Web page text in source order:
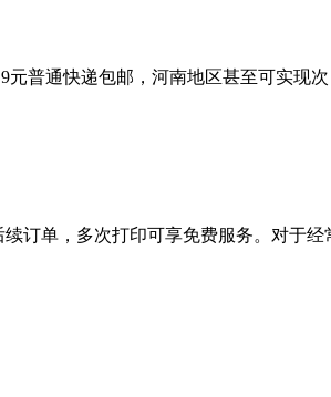
普通快递包邮，河南地区甚至可实现
订单，多次打印可享免费服务。对于